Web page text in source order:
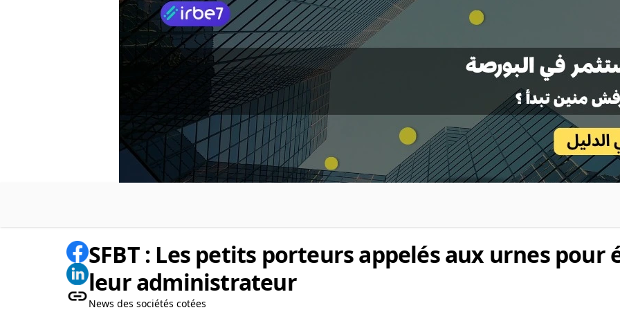
SFBT : Les petits porteurs appelés aux urnes pour
leur administrateur
News des sociétés cotées